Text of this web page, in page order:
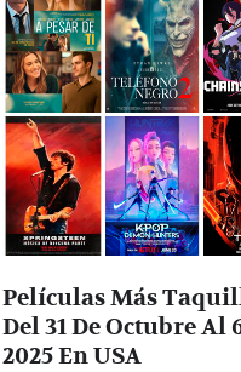
Películas Más
Del 31 De Octubre Al
2025 En USA